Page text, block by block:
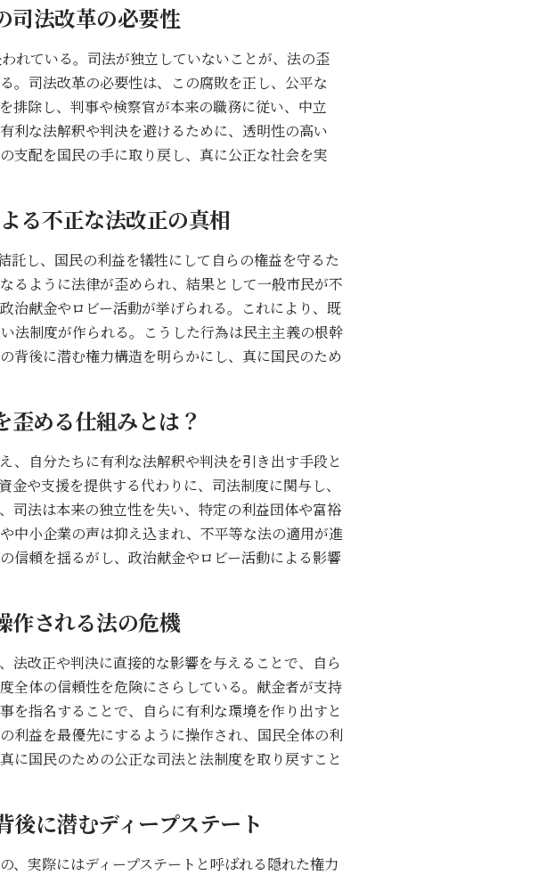
司法改革の必要性
れている。司法が独立していないことが、法の歪
。司法改革の必要性は、この腐敗を正し、公平な
排除し、判事や検察官が本来の職務に従い、中立
利な法解釈や判決を避けるために、透明性の高い
支配を国民の手に取り戻し、真に公正な社会を実
る不正な法改正の真相
託し、国民の利益を犠牲にして自らの権益を守るた
るように法律が歪められ、結果として一般市民が不
治献金やロビー活動が挙げられる。これにより、既
法制度が作られる。こうした行為は民主主義の根幹
背後に潜む権力構造を明らかにし、真に国民のため
める仕組みとは？
、自分たちに有利な法解釈や判決を引き出す手段と
や支援を提供する代わりに、司法制度に関与し、
司法は本来の独立性を失い、特定の利益団体や富裕
中小企業の声は抑え込まれ、不平等な法の適用が進
信頼を揺るがし、政治献金やロビー活動による影響
作される法の危機
法改正や判決に直接的な影響を与えることで、自ら
全体の信頼性を危険にさらしている。献金者が支持
を指名することで、自らに有利な環境を作り出すと
利益を最優先にするように操作され、国民全体の利
に国民のための公正な司法と法制度を取り戻すこと
に潜むディープステート
、実際にはディープステートと呼ばれる隠れた権力